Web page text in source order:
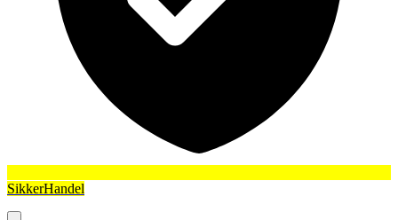
SikkerHandel